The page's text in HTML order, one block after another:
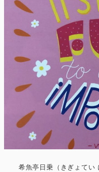
希魚亭日乗（きぎょてい